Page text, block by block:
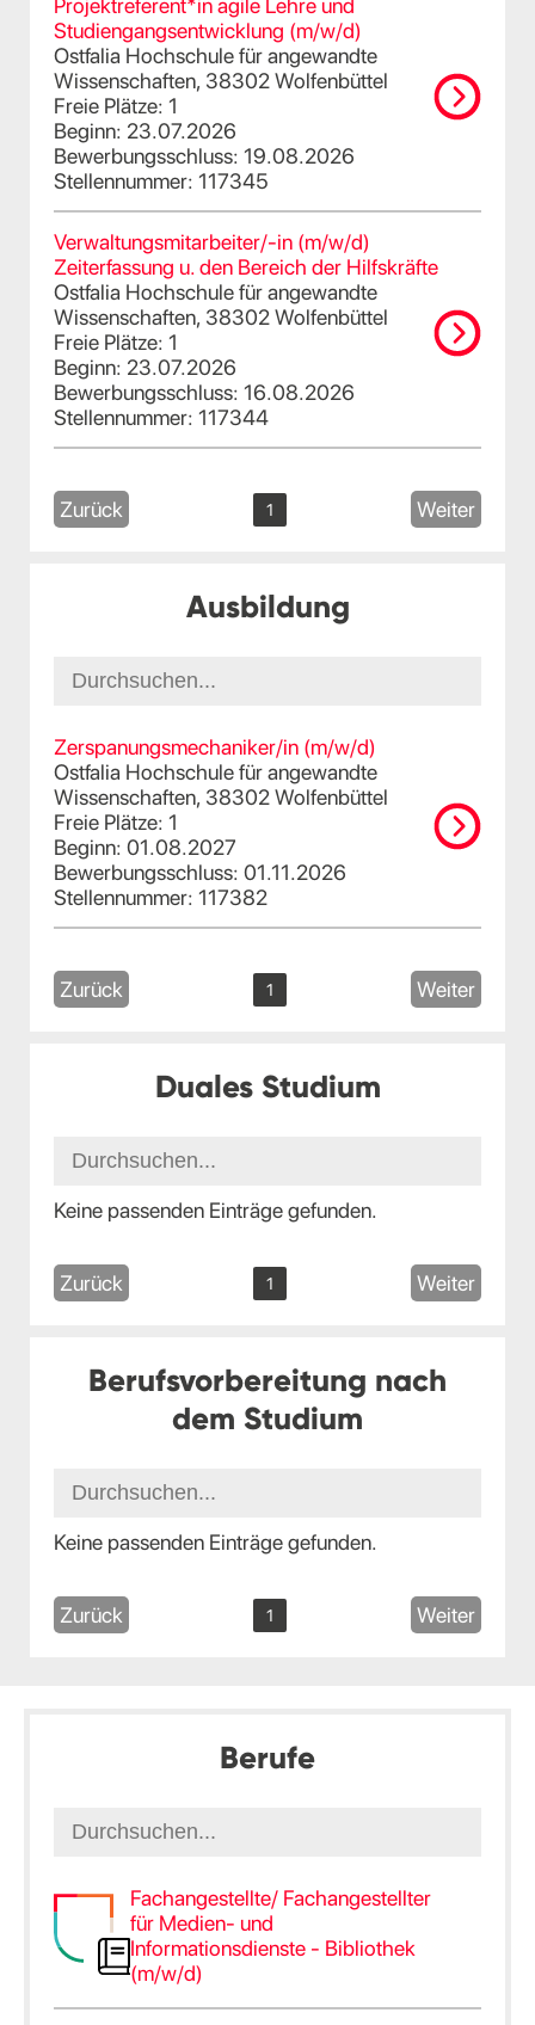
Projektreferent*in agile Lehre und
Studiengangsentwicklung (m/w/d)
Ostfalia Hochschule für angewandte
Wissenschaften, 38302 Wolfenbüttel
Freie Plätze: 1
Beginn: 23.07.2026
Bewerbungsschluss: 19.08.2026
Stellennummer: 117345
Verwaltungsmitarbeiter/-in (m/w/d)
Zeiterfassung u. den Bereich der Hilfskräfte
Ostfalia Hochschule für angewandte
Wissenschaften, 38302 Wolfenbüttel
Freie Plätze: 1
Beginn: 23.07.2026
Bewerbungsschluss: 16.08.2026
Stellennummer: 117344
Zurück 1 Weiter
Ausbildung
Zerspanungsmechaniker/in (m/w/d)
Ostfalia Hochschule für angewandte
Wissenschaften, 38302 Wolfenbüttel
Freie Plätze: 1
Beginn: 01.08.2027
Bewerbungsschluss: 01.11.2026
Stellennummer: 117382
Zurück 1 Weiter
Duales Studium
Keine passenden Einträge gefunden.
Zurück 1 Weiter
Berufsvorbereitung nach
dem Studium
Keine passenden Einträge gefunden.
Zurück 1 Weiter
Berufe
Fachangestellte/ Fachangestellter
für Medien- und
Informationsdienste - Bibliothek
(m/w/d)